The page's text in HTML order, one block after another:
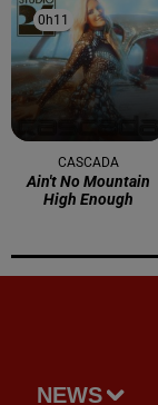
0h11
0h11
CASCADA
Ain't No Mountain
High Enough
NEWS